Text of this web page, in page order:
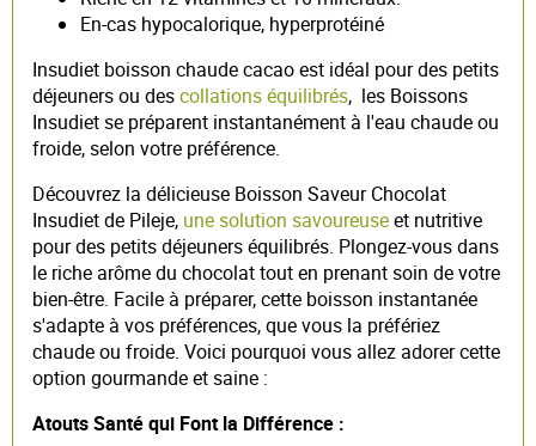
En-cas hypocalorique, hyperprotéiné
Insudiet boisson chaude cacao est idéal pour des petits
déjeuners ou descollations équilibrés, les Boissons
Insudiet se préparent instantanément à l'eau chaude ou
froide, selon votre préférence.
Découvrez la délicieuse Boisson Saveur Chocolat
Insudiet de Pileje, une solution savoureuseet nutritive
pour des petits déjeuners équilibrés. Plongez-vous dans
le riche arôme du chocolat tout en prenant soin de votre
bien-être. Facile à préparer, cette boisson instantanée
s'adapte à vos préférences, que vous la préfériez
chaude ou froide. Voici pourquoi vous allez adorer cette
option gourmande et saine :
Atouts Santé qui Font la Différence :